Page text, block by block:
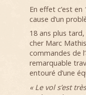
En effet c’est
cause d’un
18 ans plus
cher Marc
commandes de
remarquable
entouré d’une
« Le vol s’est